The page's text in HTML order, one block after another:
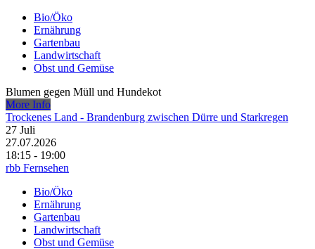
Bio/Öko
Ernährung
Gartenbau
Landwirtschaft
Obst und Gemüse
Blumen gegen Müll und Hundekot
More Info
Trockenes Land - Brandenburg zwischen Dürre und Starkregen
27 Juli
27.07.2026
18:15 - 19:00
rbb Fernsehen
Bio/Öko
Ernährung
Gartenbau
Landwirtschaft
Obst und Gemüse